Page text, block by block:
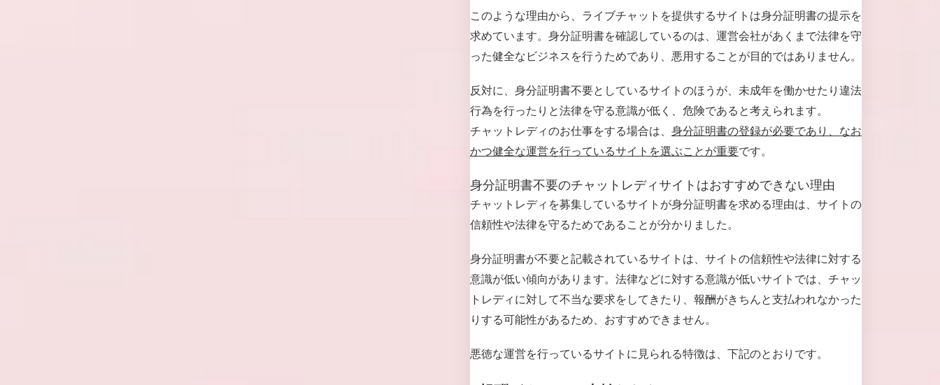
このような理由から、ライブチャットを提供するサイトは身分証明書の提示を
求めています。身分証明書を確認しているのは、運営会社があくまで法律を守
った健全なビジネスを行うためであり、悪用することが目的ではありません。
反対に、身分証明書不要としているサイトのほうが、未成年を働かせたり違法
行為を行ったりと法律を守る意識が低く、危険であると考えられます。
チャットレディのお仕事をする場合は、 身分証明書の登録が必要であり、なお
かつ健全な運営を行っているサイトを選ぶことが重要です。
身分証明書不要のチャットレディサイトはおすすめできない理由
チャットレディを募集しているサイトが身分証明書を求める理由は、サイトの
信頼性や法律を守るためであることが分かりました。
身分証明書が不要と記載されているサイトは、サイトの信頼性や法律に対する
意識が低い傾向があります。法律などに対する意識が低いサイトでは、チャッ
トレディに対して不当な要求をしてきたり、報酬がきちんと支払われなかった
りする可能性があるため、おすすめできません。
悪徳な運営を行っているサイトに見られる特徴は、下記のとおりです。